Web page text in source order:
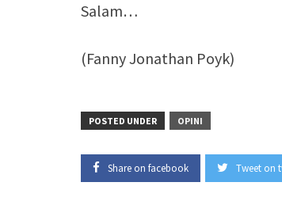
Salam…
(Fanny Jonathan Poyk)
POSTED UNDER OPINI
Share on facebook Tweet on